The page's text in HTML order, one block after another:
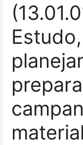
Estudo,